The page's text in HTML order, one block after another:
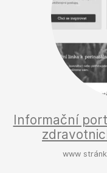
Informační
www